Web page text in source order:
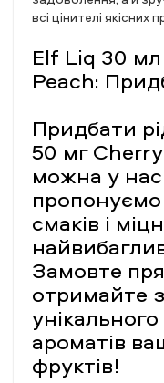
всі цінителі якісних
Elf Liq 30
Peach:
Придбати
50 мг
можна у
смаків і
Замовте
отримайте
ароматів
фруктів!